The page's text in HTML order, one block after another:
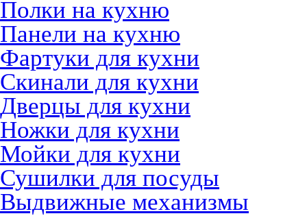
Полки на кухню
Панели на кухню
Фартуки для кухни
Скинали для кухни
Дверцы для кухни
Ножки для кухни
Мойки для кухни
Сушилки для посуды
Выдвижные механизмы